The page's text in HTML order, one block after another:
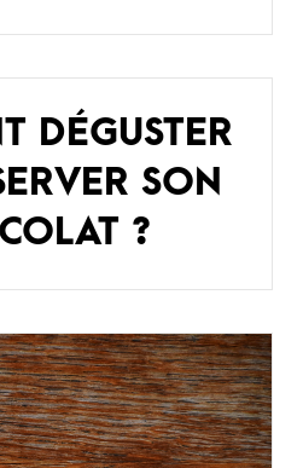
DÉGUSTER
SON
?